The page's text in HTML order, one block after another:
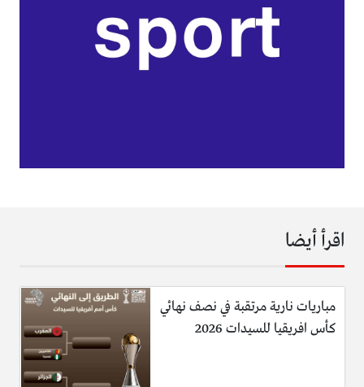
اقرأ أيضا
مباريات نارية مرتقبة في نصف نهائي
كأس افريقيا للسيدات 2026